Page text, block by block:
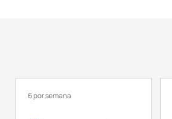
6 por semana